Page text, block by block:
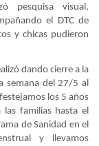
pesquisa visual,
el DTC de
y chicas pudieron
dando cierre a la
semana del 27/5 al
los 5 años
familias hasta el
de Sanidad en el
y llevamos